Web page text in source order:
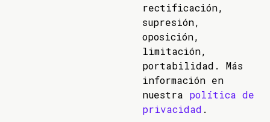
rectificación,
supresión,
oposición,
limitación,
portabilidad. Más
información en
nuestra política de
privacidad .